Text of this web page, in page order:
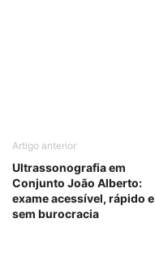
Artigo anterior
Ultrassonografia em
Conjunto João Alberto:
exame acessível, rápido e
sem burocracia